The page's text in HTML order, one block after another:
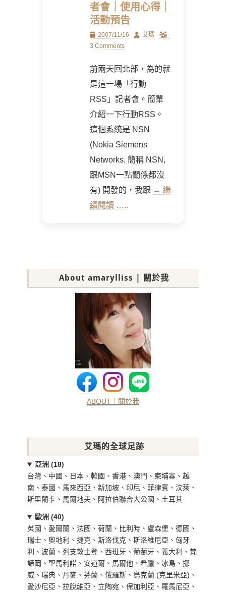
者會｜使用心得｜
活動預告
Posted
on
2007/11/16 Author
艾瑪
3 Comments
前兩天回北部，為的就
是這一場「行動
RSS」記者會。簡單
介紹一下行動RSS。
這個系統是 NSN
(Nokia Siemens
Networks, 簡稱 NSN,
跟MSN一點關係都沒
有) 開發的，我跟 → 繼
續閱讀 …..
About amarylliss | 關於我
ABOUT｜關於我
艾瑪的全球足跡
亞洲 (18)
台灣、中國、日本、韓國、香港、澳門、柬埔寨、越
南、泰國、馬來西亞、新加坡、印尼、菲律賓、汶萊、
斯里蘭卡、馬爾地夫、阿拉伯聯合大公國、土耳其
歐洲 (40)
英國、愛爾蘭、法國、荷蘭、比利時、盧森堡、德國、
瑞士、奧地利、捷克、斯洛伐克、斯洛維尼亞、匈牙
利、波蘭、列支敦士登、西班牙、葡萄牙、義大利、梵
諦岡、聖馬利諾、安道爾、馬爾他、希臘、冰島、挪
威、瑞典、丹麥、芬蘭、俄羅斯、烏克蘭 (克里米亞)、
愛沙尼亞、拉脫維亞、立陶宛、保加利亞、羅馬尼亞、